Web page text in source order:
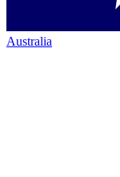
Australia